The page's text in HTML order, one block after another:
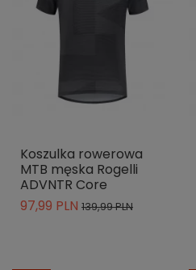
Koszulka rowerowa
MTB męska Rogelli
ADVNTR Core
97,99 PLN 139,99 PLN